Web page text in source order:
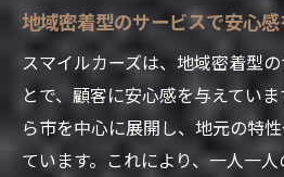
透明性を確保するプロ
お客様への丁寧な説明
価格に納得できる理由
査定のポイントとその
安心の取引を支えるス
地域密着型のサービスで安心
スマイルカーズは、地域密着型
とで、顧客に安心感を与えてい
ら市を中心に展開し、地元の特
ています。これにより、一人一